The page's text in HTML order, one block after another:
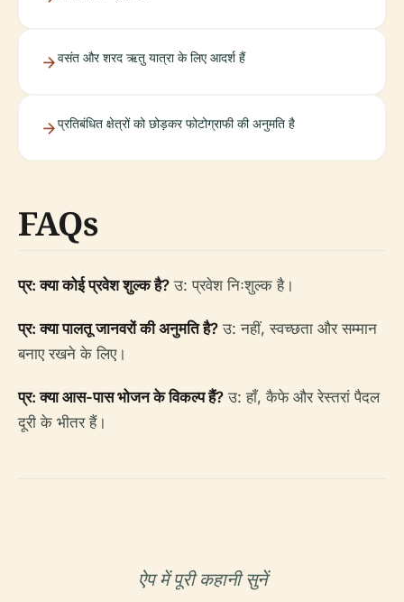
वसंत और शरद ऋतु यात्रा के लिए आदर्श हैं
प्रतिबंधित क्षेत्रों को छोड़कर फोटोग्राफी की अनुमति है
FAQs
प्र: क्या कोई प्रवेश शुल्क है? उ: प्रवेश निःशुल्क है।
प्र: क्या पालतू जानवरों की अनुमति है? उ: नहीं, स्वच्छता और सम्मान
बनाए रखने के लिए।
प्र: क्या आस-पास भोजन के विकल्प हैं? उ: हाँ, कैफे और रेस्तरां पैदल
दूरी के भीतर हैं।
ऐप में पूरी कहानी सुनें